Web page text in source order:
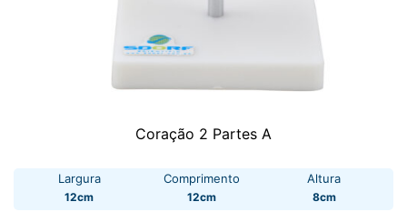
Coração 2 Partes A
Largura
12cm
Comprimento
12cm
Altura
8cm